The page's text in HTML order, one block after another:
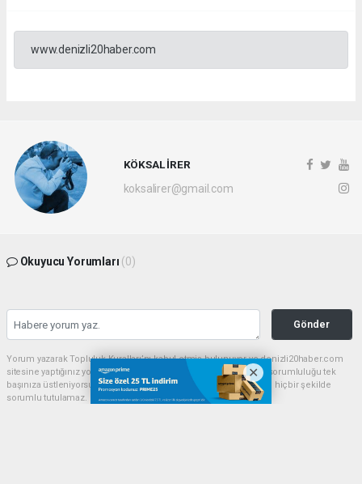
www.denizli20haber.com
KÖKSAL İRER
koksalirer@gmail.com
Okuyucu Yorumları (0)
Gönder
Yorum yazarak Topluluk Kuralları’nı kabul etmiş bulunuyor ve denizli20haber.com
sitesine yaptığınız yorumunuzla ilgili doğrudan veya dolaylı tüm sorumluluğu tek
başınıza üstleniyorsunuz. Yazılan tüm yorumlardan site yönetimi hiçbir şekilde
sorumlu tutulamaz.